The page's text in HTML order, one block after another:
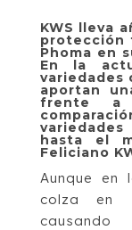
KWS lleva
protección
Phoma en
En la
variedades
aportan
frente a
hasta el
Feliciano
Aunque en
colza en